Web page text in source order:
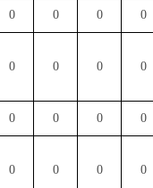
0 0 0 0
0 0 0 0
0 0 0 0
0 0 0 0